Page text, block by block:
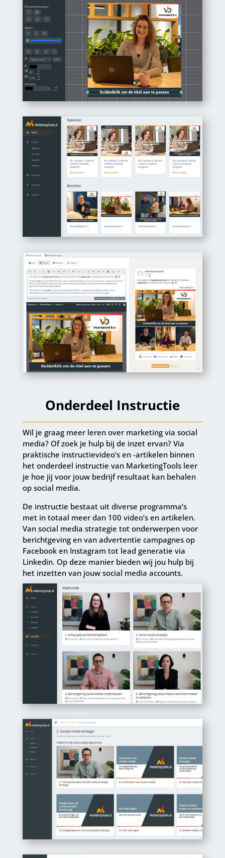
Onderdeel Instructie
Wil je graag meer leren over marketing via social
media? Of zoek je hulp bij de inzet ervan? Via
praktische instructievideo’s en -artikelen binnen
het onderdeel instructie van MarketingTools leer
je hoe jij voor jouw bedrijf resultaat kan behalen
op social media.
De instructie bestaat uit diverse programma’s
met in totaal meer dan 100 video’s en artikelen.
Van social media strategie tot onderwerpen voor
berichtgeving en van advertentie campagnes op
Facebook en Instagram tot lead generatie via
Linkedin. Op deze manier bieden wij jou hulp bij
het inzetten van jouw social media accounts.